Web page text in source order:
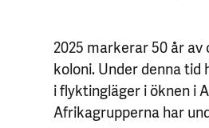
2025 markerar 50 år
koloni. Under denna
i flyktingläger i öknen i
Afrikagrupperna har